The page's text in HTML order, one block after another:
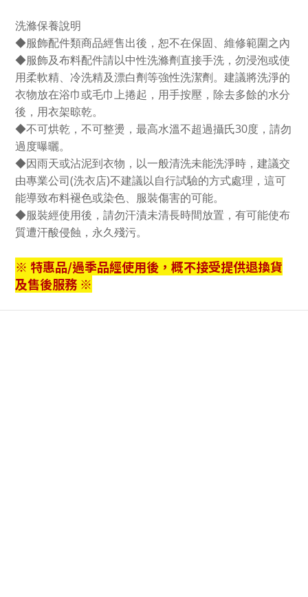
洗滌保養說明
◆服飾配件類商品經售出後，恕不在保固、維修範圍之內
◆服飾及布料配件請以中性洗滌劑直接手洗，勿浸泡或使
用柔軟精、冷洗精及漂白劑等強性洗潔劑。建議將洗淨的
衣物放在浴巾或毛巾上捲起，用手按壓，除去多餘的水分
後，用衣架晾乾。
◆不可烘乾，不可整燙，最高水溫不超過攝氏30度，請勿
過度曝曬。
◆因雨天或沾泥到衣物，以一般清洗未能洗淨時，建議交
由專業公司(洗衣店)不建議以自行試驗的方式處理，這可
能導致布料褪色或染色、服裝傷害的可能。
◆服裝經使用後，請勿汗漬未清長時間放置，有可能使布
質遭汗酸侵蝕，永久殘污。
※ 特惠品/過季品經使用後，概不接受提供退換貨
及售後服務 ※